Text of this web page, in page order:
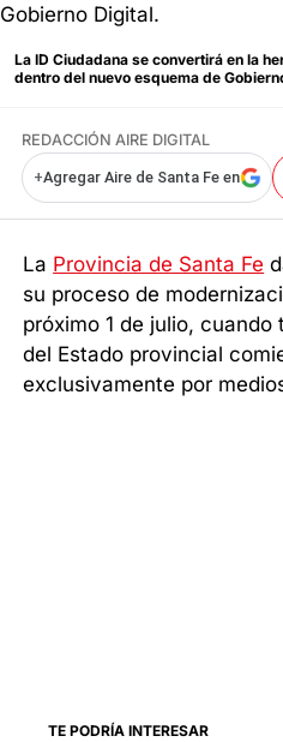
La ID Ciudadana se convertirá en la
dentro del nuevo esquema de
REDACCIÓN AIRE DIGITAL
+Agregar Aire de Santa Fe en
La Provincia de Santa Fe
su proceso de
próximo 1 de julio,
del Estado provincial
exclusivamente por
TE PODRÍA INTERESAR